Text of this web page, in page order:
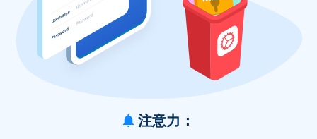
注意力：